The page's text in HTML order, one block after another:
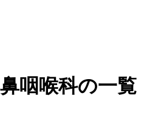
咽喉科の一覧